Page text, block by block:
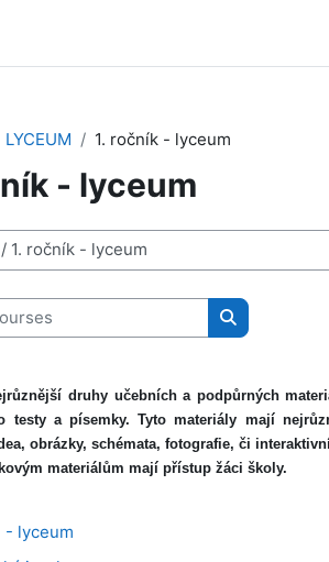
LYCEUM 1. ročník - lyceum
- lyceum
Search
druhy učebních a podpůrných
testy a písemky. Tyto materiály mají
obrázky, schémata, fotografie, či
materiálům mají přístup žáci školy.
- lyceum